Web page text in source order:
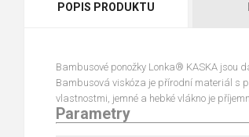
POPIS PRODUKTU
Bambusové ponožky Lonka® KASKA jsou
Bambusová viskóza je přírodní materiál s
vlastnostmi, jemné a hebké vlákno je
Parametry